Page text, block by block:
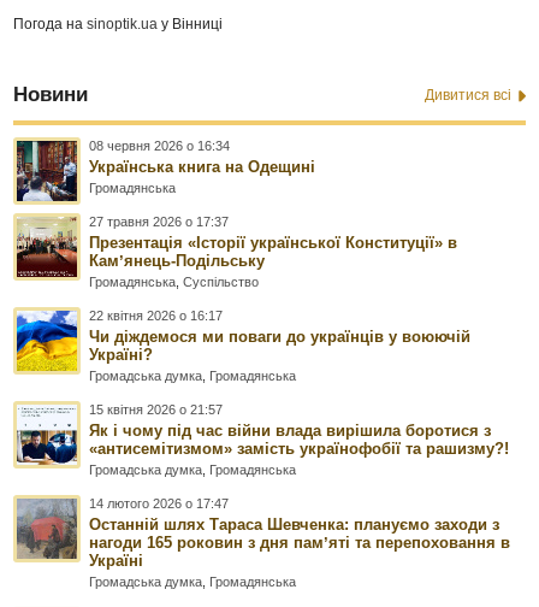
Погода наsinoptik.ua у Вінниці
Новини Дивитися всі
08 червня 2026 о 16:34
Українська книга на Одещині
Громадянська
27 травня 2026 о 17:37
Презентація «Історії української Конституції» в
Камʼянець-Подільську
Громадянська ,Суспільство
22 квітня 2026 о 16:17
Чи діждемося ми поваги до українців у воюючій
Україні?
Громадська думка Громадянська
15 квітня 2026 о 21:57
Як і чому під час війни влада вирішила боротися з
«антисемітизмом» замість українофобії та рашизму?!
Громадська думка Громадянська
14 лютого 2026 о 17:47
Останній шлях Тараса Шевченка: плануємо заходи з
нагоди 165 роковин з дня памʼяті та перепоховання в
Україні
Громадська думка Громадянська